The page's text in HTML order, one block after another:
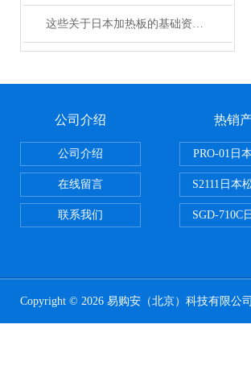
这些关于日本加热板的基础资料，我们已经准备好了
公司介绍
公司介绍
在线留言
联系我们
热销
PRO-01日
S2111日本
SGD-710C
Copyright © 2026 易购安（北京）科技有限公